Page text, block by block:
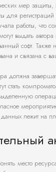
мер защиты,
для
работы, что
выдать
софт. Также
и связана с
должна
стать
лежит на
место